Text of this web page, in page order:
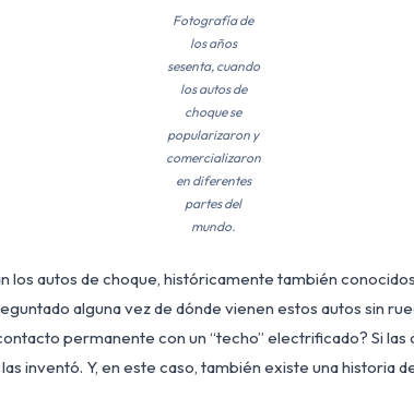
Fotografía de
los años
sesenta, cuando
los autos de
choque se
popularizaron y
comercializaron
en diferentes
partes del
mundo.
los autos de choque, históricamente también
alguna vez de dónde vienen estos autos sin
permanente con un “techo” electrificado? Si las
inventó. Y, en este caso, también existe una historia